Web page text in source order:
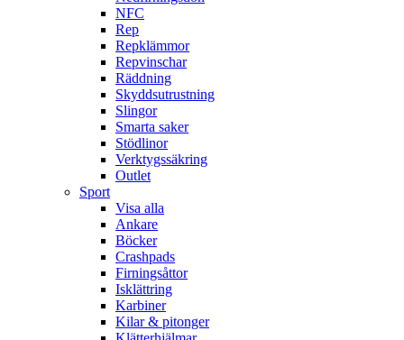
NFC
Rep
Repklämmor
Repvinschar
Räddning
Skyddsutrustning
Slingor
Smarta saker
Stödlinor
Verktygssäkring
Outlet
Sport
Visa alla
Ankare
Böcker
Crashpads
Firningsåttor
Isklättring
Karbiner
Kilar & pitonger